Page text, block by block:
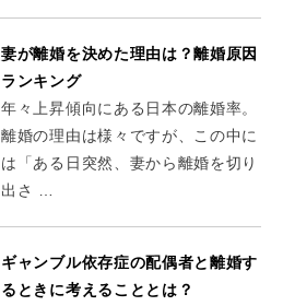
妻が離婚を決めた理由は？離婚原因
ランキング
年々上昇傾向にある日本の離婚率。
離婚の理由は様々ですが、この中に
は「ある日突然、妻から離婚を切り
出さ …
ギャンブル依存症の配偶者と離婚す
るときに考えることとは？